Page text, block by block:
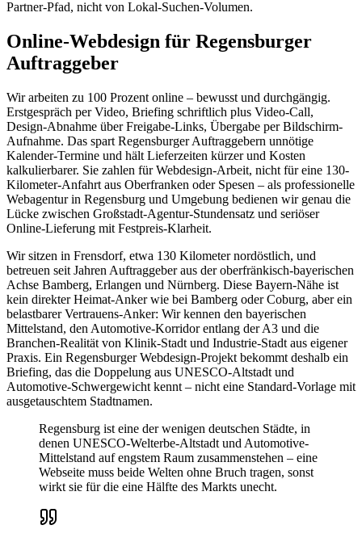
Partner-Pfad, nicht von Lokal-Suchen-Volumen.
Online-Webdesign für Regensburger
Auftraggeber
Wir arbeiten zu 100 Prozent online – bewusst und durchgängig.
Erstgespräch per Video, Briefing schriftlich plus Video-Call,
Design-Abnahme über Freigabe-Links, Übergabe per Bildschirm-
Aufnahme. Das spart Regensburger Auftraggebern unnötige
Kalender-Termine und hält Lieferzeiten kürzer und Kosten
kalkulierbarer. Sie zahlen für Webdesign-Arbeit, nicht für eine 130-
Kilometer-Anfahrt aus Oberfranken oder Spesen – als professionelle
Webagentur in Regensburg und Umgebung bedienen wir genau die
Lücke zwischen Großstadt-Agentur-Stundensatz und seriöser
Online-Lieferung mit Festpreis-Klarheit.
Wir sitzen in Frensdorf, etwa 130 Kilometer nordöstlich, und
betreuen seit Jahren Auftraggeber aus der oberfränkisch-bayerischen
Achse Bamberg, Erlangen und Nürnberg. Diese Bayern-Nähe ist
kein direkter Heimat-Anker wie bei Bamberg oder Coburg, aber ein
belastbarer Vertrauens-Anker: Wir kennen den bayerischen
Mittelstand, den Automotive-Korridor entlang der A3 und die
Branchen-Realität von Klinik-Stadt und Industrie-Stadt aus eigener
Praxis. Ein Regensburger Webdesign-Projekt bekommt deshalb ein
Briefing, das die Doppelung aus UNESCO-Altstadt und
Automotive-Schwergewicht kennt – nicht eine Standard-Vorlage mit
ausgetauschtem Stadtnamen.
Regensburg ist eine der wenigen deutschen Städte, in
denen UNESCO-Welterbe-Altstadt und Automotive-
Mittelstand auf engstem Raum zusammenstehen – eine
Webseite muss beide Welten ohne Bruch tragen, sonst
wirkt sie für die eine Hälfte des Markts unecht.